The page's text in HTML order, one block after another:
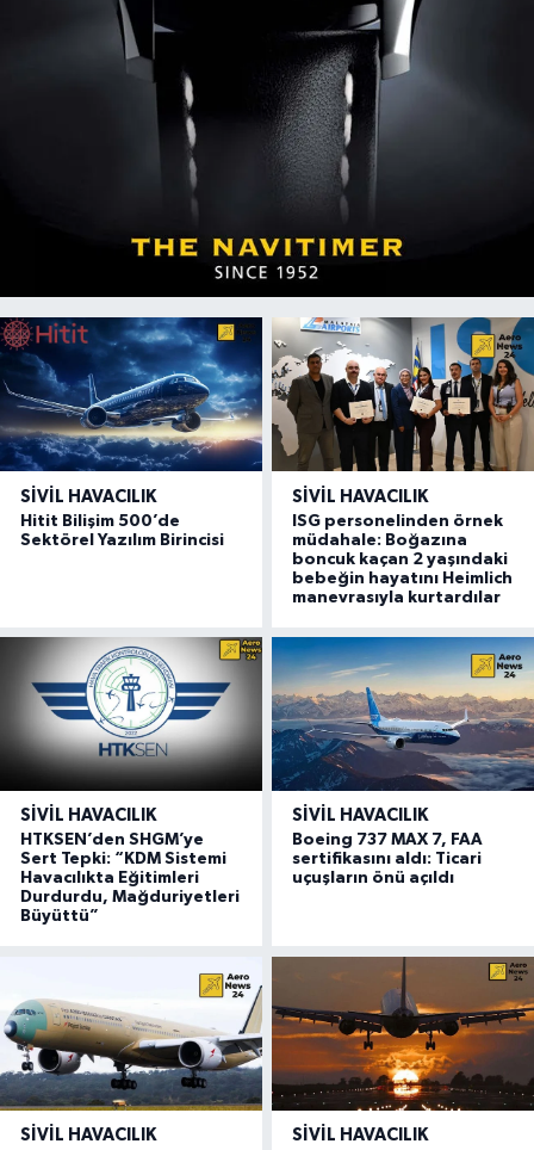
SIVIL HAVACILIK
Hitit Bilişim 500’de
Sektörel Yazılım Birincisi
SIVIL HAVACILIK
ISG personelinden örnek
müdahale: Boğazına
boncuk kaçan 2 yaşındaki
bebeğin hayatını Heimlich
manevrasıyla kurtardılar
SIVIL HAVACILIK
HTKSEN’den SHGM’ye
Sert Tepki: “KDM Sistemi
Havacılıkta Eğitimleri
Durdurdu, Mağduriyetleri
Büyüttü”
SIVIL HAVACILIK
Boeing 737 MAX 7, FAA
sertifikasını aldı: Ticari
uçuşların önü açıldı
SIVIL HAVACILIK SIVIL HAVACILIK